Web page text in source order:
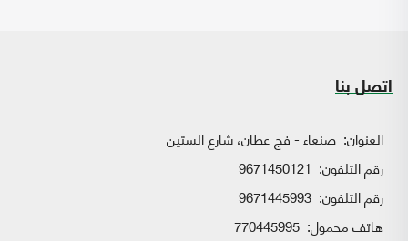
اتصل بنا
العنوان: صنعاء - فج عطان، شارع الستين
رقم التلفون: 9671450121
رقم التلفون: 9671445993
هاتف محمول: 770445995